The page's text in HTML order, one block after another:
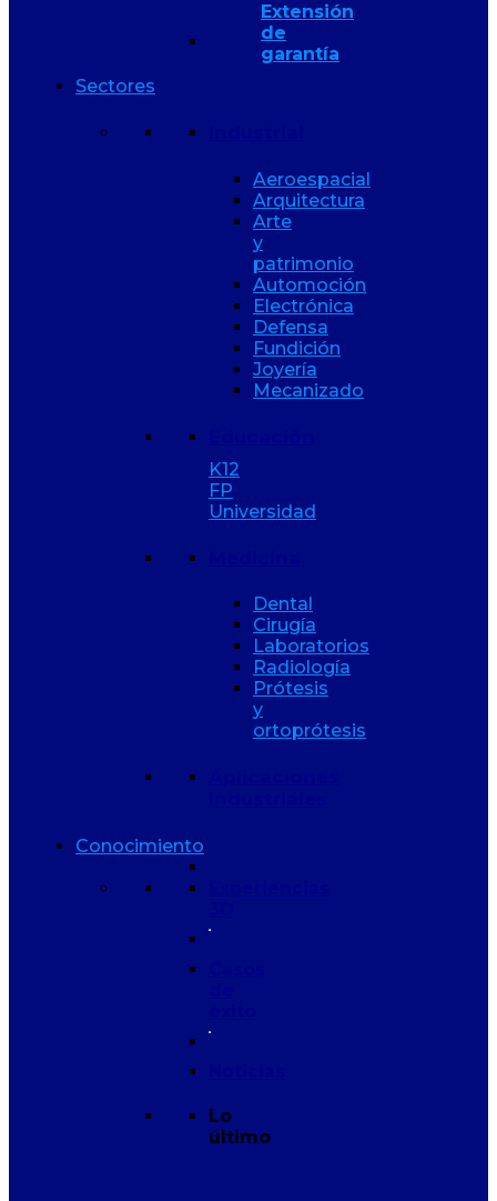
Extensión
de
garantía
Sectores
Aeroespacial
Arquitectura
Arte
y
patrimonio
Automoción
Electrónica
Defensa
Fundición
Joyería
Mecanizado
K12
FP
Universidad
Dental
Cirugía
Laboratorios
Radiología
Prótesis
y
ortoprótesis
Conocimiento
Lo
último